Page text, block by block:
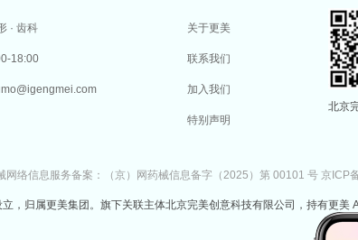
· 齿科
18:00
关于更美
联系我们
加入我们
特别声明
北京
网络信息服务备案：（京）网药械信息备字（2025）第 00101 号 京ICP
，归属更美集团。旗下关联主体北京完美创意科技有限公司，持有更